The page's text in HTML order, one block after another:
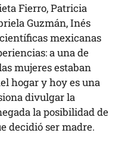
Fierro, Patricia
Guzmán, Inés
mexicanas
a una de
mujeres estaban
hogar y hoy es una
divulgar la
la posibilidad de
decidió ser madre.